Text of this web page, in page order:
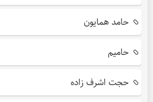
حامد همایون
حامیم
حجت اشرف زاده